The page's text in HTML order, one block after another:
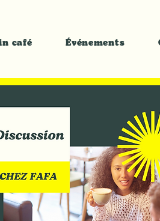
café Événements